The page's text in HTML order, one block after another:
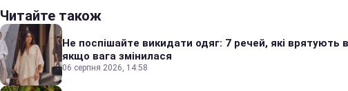
Читайте також
Не поспішайте викидати одяг: 7 речей, які врятують
якщо вага змінилася
06 серпня 2026, 14:58